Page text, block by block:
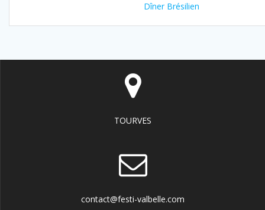
Dîner Brésilien
TOURVES
contact@festi-valbelle.com